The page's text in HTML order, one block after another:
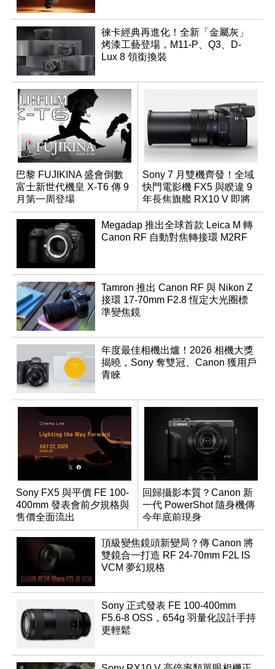
徠卡經典再進化！全新「金屬灰」
烤漆工藝登場，M11-P、Q3、D-
Lux 8 領銜換裝
巴黎 FUJIKINA 盛會倒數
富士新世代機皇 X-T6 傳 9
月第一周登場
Sony 7 月雙機齊發！全域
快門電影機 FX5 與睽違 9
年長焦旗艦 RX10 V 即將
登場
Megadap 推出全球首款 Leica M 轉
Canon RF 自動對焦轉接環 M2RF
Tamron 推出 Canon RF 與 Nikon Z
接環 17-70mm F2.8 恆定大光圈標
準變焦鏡
年度最佳相機出爐！2026 相機大獎
揭曉，Sony 奪雙冠、Canon 獲用戶
青睞
Sony FX5 與平價 FE 100-
400mm 發表會前夕規格與
售價全面流出
回歸攝影本質？Canon 新
一代 PowerShot 隨身機傳
今年底前現身
頂級變焦鏡頭新變局？傳 Canon 將
雙鏡合一打造 RF 24-70mm F2L IS
VCM 夢幻規格
Sony 正式發表 FE 100-400mm
F5.6-8 OSS，654g 羽量化設計手持
更輕鬆